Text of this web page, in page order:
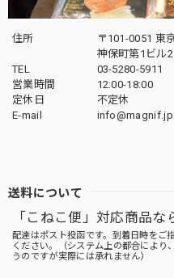
住所
〒101-0051 東
神保町第1ビル
TEL
03-5280-5911
営業時間
12:00-18:00
定休日
不定休
E-mail
info@magnif.jp
送料について
「こねこ便」対応商品な
配達はポスト投函です。到着日時をご
ください。（システム上の都合により
うのですが実際には承れません）